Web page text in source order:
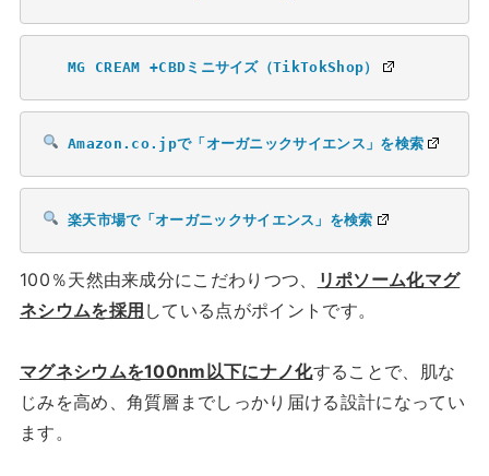
MG CREAM +CBDミニサイズ（TikTokShop）
Amazon.co.jpで「オーガニックサイエンス」を検索
楽天市場で「オーガニックサイエンス」を検索
100％天然由来成分にこだわりつつ、
リポソーム化マグ
ネシウムを採用 している点がポイントです。
マグネシウムを100nm以下にナノ化することで、肌な
じみを高め、角質層までしっかり届ける設計になってい
ます。